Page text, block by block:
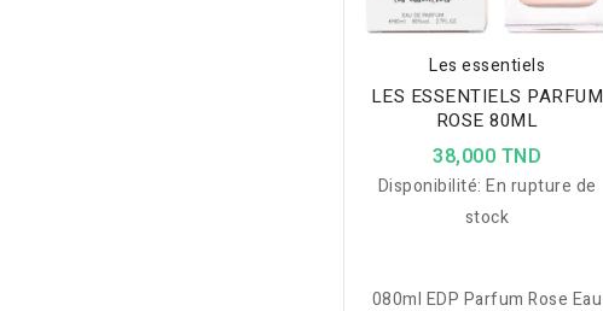
Les essentiels
LES ESSENTIELS PARFUM
ROSE 80ML
38,000 TND
Disponibilité:En rupture de
stock
080ml EDP Parfum Rose Eau